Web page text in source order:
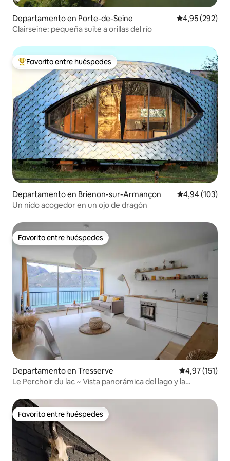
Departamento en Porte-de-Seine Calificación
4,95 (292)
Clairseine: pequeña suite a orillas del río
Favorito entre los huéspedes más destacados
Favorito entre huéspedes
Departamento en Brienon-sur-Armançon Calificación
4,94 (103)
Un nido acogedor en un ojo de dragón
Favorito entre huéspedes
Favorito entre huéspedes
Departamento en Tresserve Calificación
4,97 (151)
Le Perchoir du lac ~ Vista panorámica del lago y la
Favorito entre huéspedes
Favorito entre huéspedes